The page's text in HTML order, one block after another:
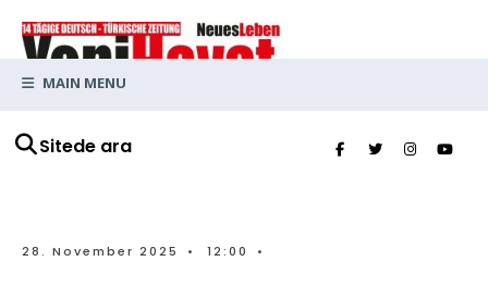
Sitede ara
MAIN MENU
28. November 2025 • 12:00 •